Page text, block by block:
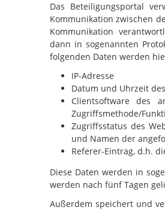
Das Beteiligungsportal
Kommunikation zwischen
Kommunikation
dann in sogenannten
folgenden Daten werden
IP-Adresse
Datum und Uhrzeit
Clientsoftware des
Zugriffsmethode/
Zugriffsstatus des
und Namen der
Referer-Eintrag, d.h.
Diese Daten werden in
werden nach fünf Tagen
Außerdem speichert und